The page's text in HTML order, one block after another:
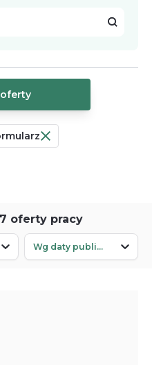
oferty pracy
Wybierz...
Wg daty publikacji